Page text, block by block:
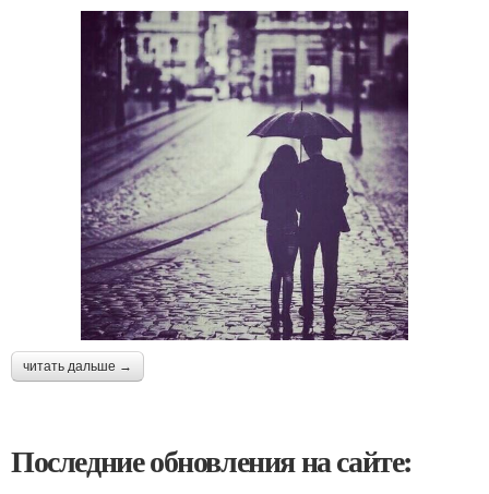
читать дальше →
Последние обновления на сайте: